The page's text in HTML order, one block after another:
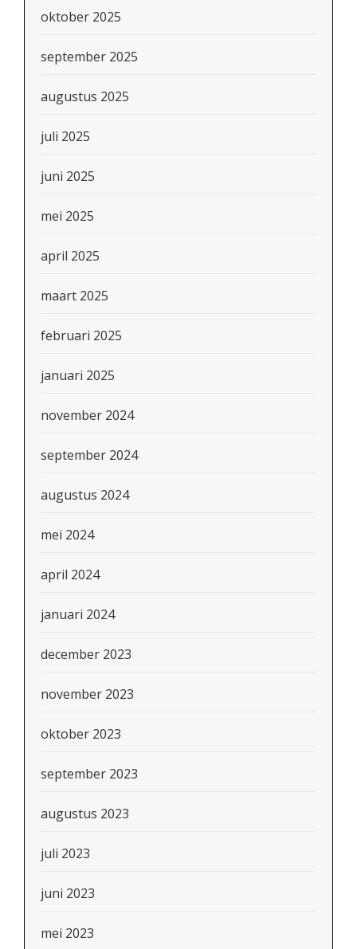
oktober 2025
september 2025
augustus 2025
juli 2025
juni 2025
mei 2025
april 2025
maart 2025
februari 2025
januari 2025
november 2024
september 2024
augustus 2024
mei 2024
april 2024
januari 2024
december 2023
november 2023
oktober 2023
september 2023
augustus 2023
juli 2023
juni 2023
mei 2023